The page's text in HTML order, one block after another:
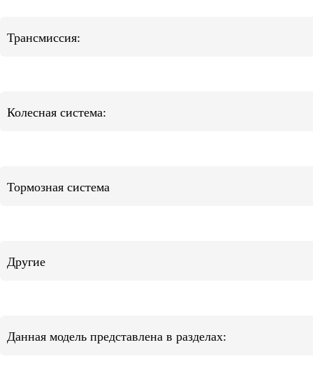
Трансмиссия:
Колесная система:
Тормозная система
Другие
Данная модель представлена в разделах: